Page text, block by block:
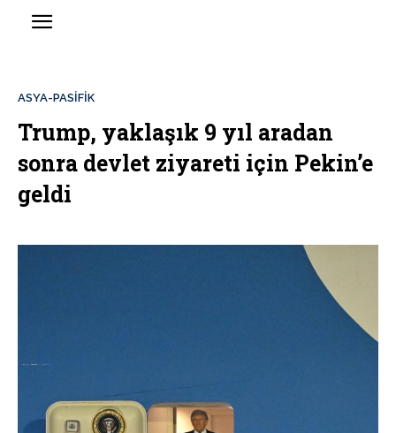
ASYA-PASİFİK
Trump, yaklaşık 9 yıl aradan
sonra devlet ziyareti için Pekin’e
geldi